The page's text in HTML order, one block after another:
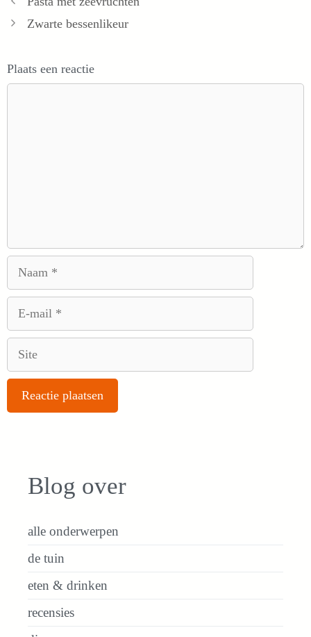
Zwarte bessenlikeur
Plaats een reactie
Blog over
alle onderwerpen
de tuin
eten & drinken
recensies